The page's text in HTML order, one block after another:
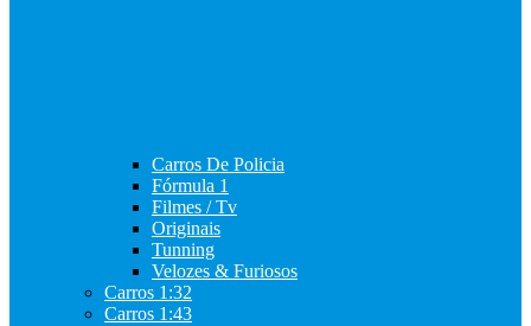
Carros De Policia
Fórmula 1
Filmes / Tv
Originais
Tunning
Velozes & Furiosos
Carros 1:32
Carros 1:43